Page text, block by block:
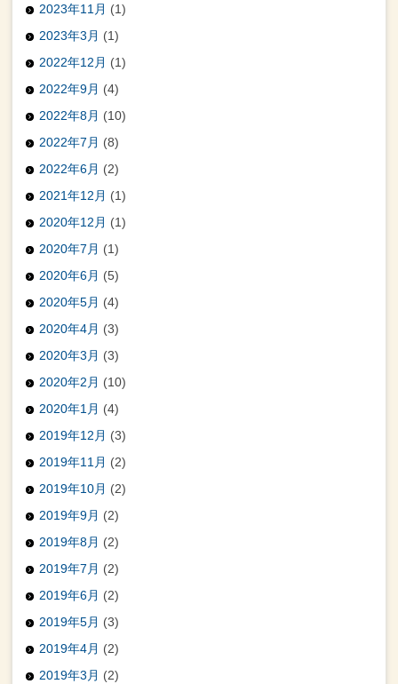
2023年11月 (1)
2023年3月 (1)
2022年12月 (1)
2022年9月 (4)
2022年8月 (10)
2022年7月 (8)
2022年6月 (2)
2021年12月 (1)
2020年12月 (1)
2020年7月 (1)
2020年6月 (5)
2020年5月 (4)
2020年4月 (3)
2020年3月 (3)
2020年2月 (10)
2020年1月 (4)
2019年12月 (3)
2019年11月 (2)
2019年10月 (2)
2019年9月 (2)
2019年8月 (2)
2019年7月 (2)
2019年6月 (2)
2019年5月 (3)
2019年4月 (2)
2019年3月 (2)